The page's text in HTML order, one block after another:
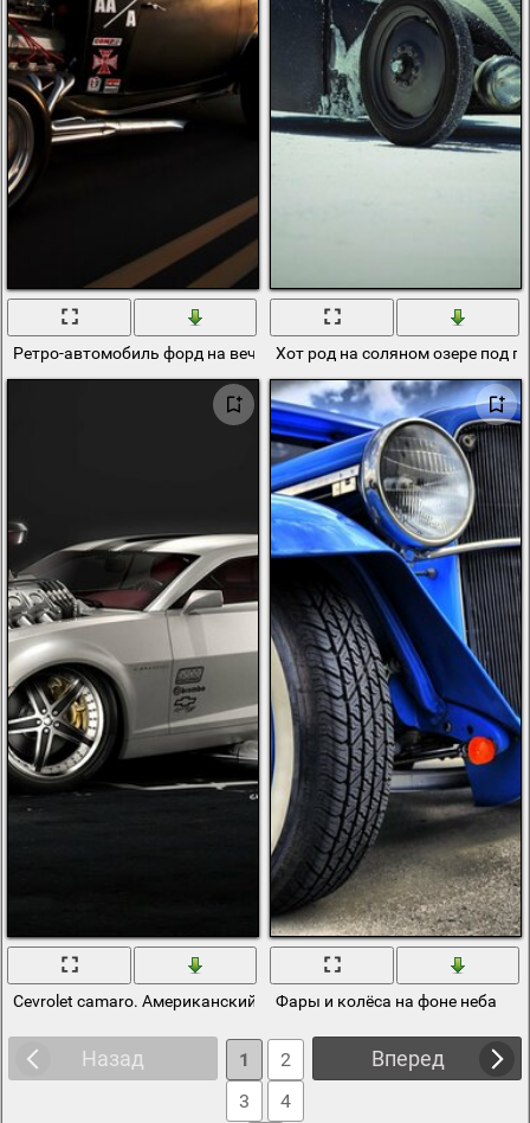
Ретро-автомобиль форд на вечерней дорогеХот род на соляном озере под
Cevrolet camaro. Американский автомобильФары и колёса на фоне неба
Назад Вперед
1
2
3
4